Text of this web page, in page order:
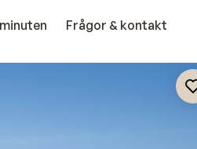
Frågor & kontakt